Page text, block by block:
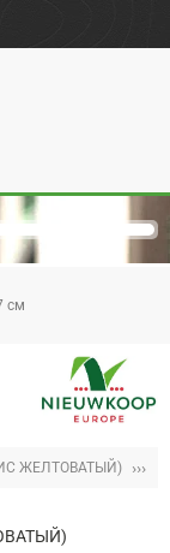
см
ЖЕЛТОВАТЫЙ) ›››